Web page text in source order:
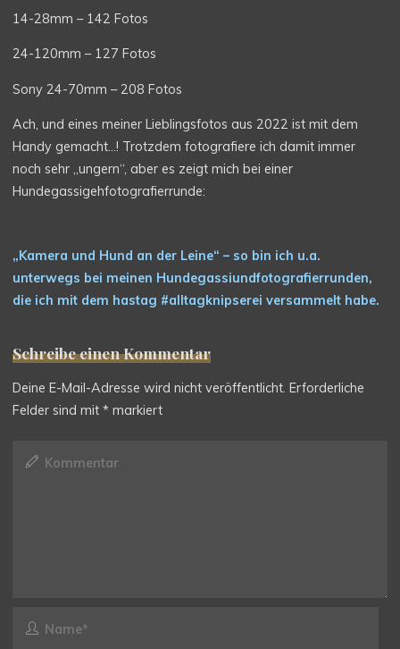
14-28mm – 142 Fotos
24-120mm – 127 Fotos
Sony 24-70mm – 208 Fotos
Ach, und eines meiner Lieblingsfotos aus 2022 ist mit dem
Handy gemacht…! Trotzdem fotografiere ich damit immer
noch sehr „ungern“, aber es zeigt mich bei einer
Hundegassigehfotografierrunde:
„Kamera und Hund an der Leine“ – so bin ich u.a.
unterwegs bei meinen Hundegassiundfotografierrunden,
die ich mit dem hastag #alltagknipserei versammelt habe.
Schreibe einen Kommentar
Deine E-Mail-Adresse wird nicht veröffentlicht. Erforderliche
Felder sind mit* markiert